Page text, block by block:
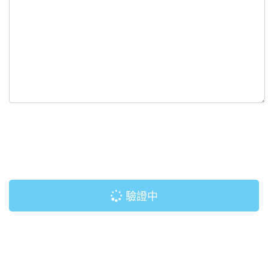
驗證中